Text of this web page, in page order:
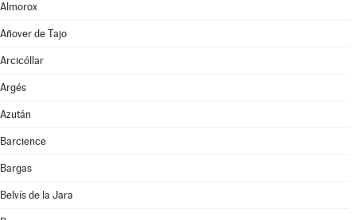
Almorox
Añover de Tajo
Arcicóllar
Argés
Azután
Barcience
Bargas
Belvís de la Jara